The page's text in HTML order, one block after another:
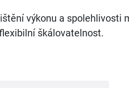
výkonu a spolehlivosti
škálovatelnost.